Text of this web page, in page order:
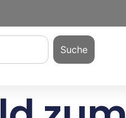
Suche